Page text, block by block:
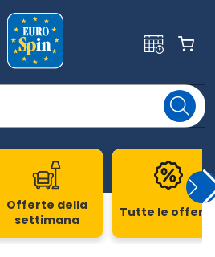
Offerte della
settimana
Tutte le